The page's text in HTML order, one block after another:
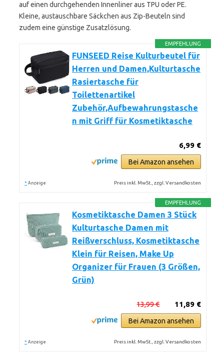
auf einen durchgehenden Innenliner aus TPU oder PE.
Kleine, austauschbare Säckchen aus Zip-Beuteln sind
zudem eine günstige Zusatzlösung.
EMPFEHLUNG
FUNSEED Reise Kulturbeutel für
Herren und Damen,Kulturtasche
Rasiertasche für
Toilettenartikel
Zubehör,Aufbewahrungstasche
n mit Griff für Kosmetiktasche
6,99 €
Bei Amazon ansehen
* Anzeige Preis inkl. MwSt., zzgl. Versandkosten
EMPFEHLUNG
Kosmetiktasche Damen 3 Stück
Kulturtasche Damen mit
Reißverschluss, Kosmetiktasche
Klein für Reisen, Make Up
Organizer für Frauen (3 Größen,
Grün)
11,89 €
13,99 €
Bei Amazon ansehen
* Anzeige Preis inkl. MwSt., zzgl. Versandkosten